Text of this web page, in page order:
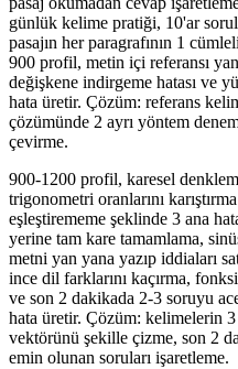
günlük kelime pratiği, 10'ar
pasajın her paragrafının 1
900 profil, metin içi referansı
değişkene indirgeme hatası ve
hata üretir. Çözüm: referans
çözümünde 2 ayrı yöntem
çevirme.
900-1200 profil, karesel
trigonometri oranlarını
eşleştirememe şeklinde 3 ana
yerine tam kare tamamlama,
metni yan yana yazıp iddiaları
ince dil farklarını kaçırma,
ve son 2 dakikada 2-3 soruyu
hata üretir. Çözüm: kelimelerin 3
vektörünü şekille çizme, son 2
emin olunan soruları işaretleme.